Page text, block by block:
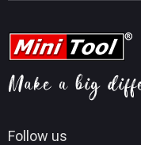
Follow us
Tipps für Videokonvertierung
Tipps für Bildschirmaufnahmen
Wissensdatenbank
Hilfe